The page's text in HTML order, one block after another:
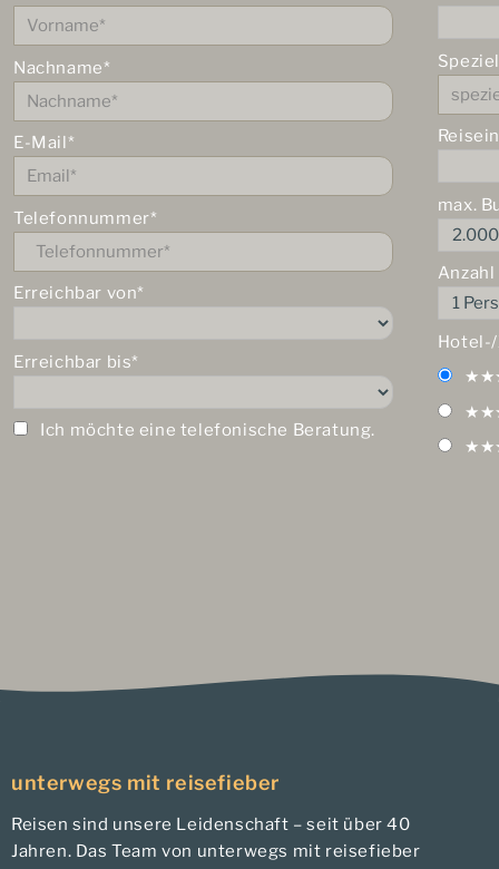
Nachname*
E-Mail*
Telefonnummer*
Erreichbar von*
Erreichbar bis*
Ich möchte eine telefonische Beratung.
max.
unterwegs mit reisefieber
Reisen sind unsere Leidenschaft – seit über 40
Jahren. Das Team von unterwegs mit reisefieber